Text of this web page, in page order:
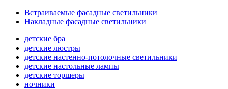
Встраиваемые фасадные светильники
Накладные фасадные светильники
детские бра
детские люстры
детские настенно-потолочные светильники
детские настольные лампы
детские торшеры
ночники